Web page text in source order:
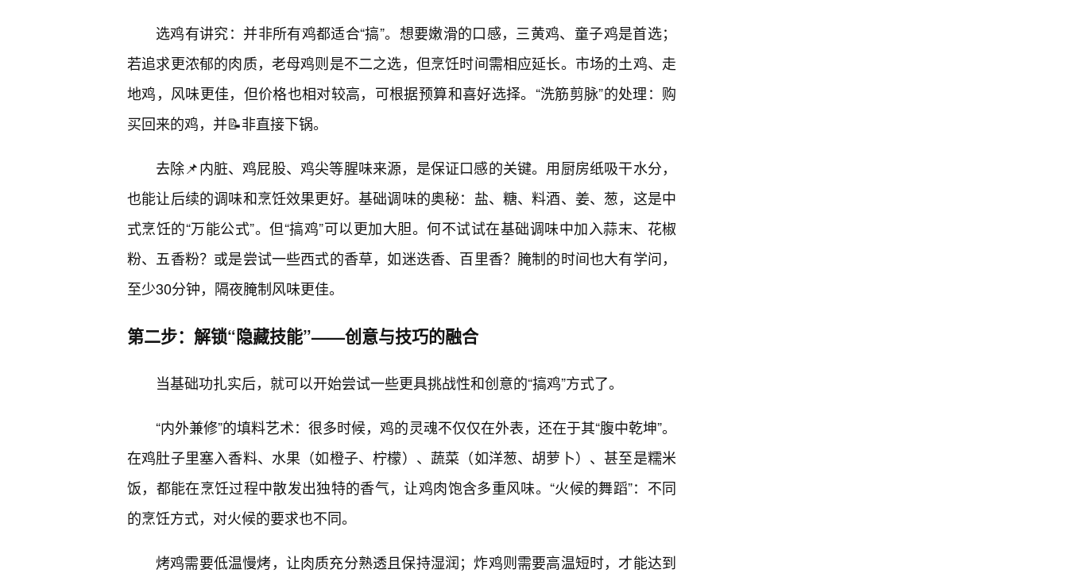
选鸡有讲究：并非所有鸡都适合“搞”。想要嫩滑的口感，三黄鸡、童子鸡是首选；
若追求更浓郁的肉质，老母鸡则是不二之选，但烹饪时间需相应延长。市场的土鸡、走
地鸡，风味更佳，但价格也相对较高，可根据预算和喜好选择。“洗筋剪脉”的处理：购
买回来的鸡，并📝非直接下锅。
去除📌内脏、鸡屁股、鸡尖等腥味来源，是保证口感的关键。用厨房纸吸干水分，
也能让后续的调味和烹饪效果更好。基础调味的奥秘：盐、糖、料酒、姜、葱，这是中
式烹饪的“万能公式”。但“搞鸡”可以更加大胆。何不试试在基础调味中加入蒜末、花椒
粉、五香粉？或是尝试一些西式的香草，如迷迭香、百里香？腌制的时间也大有学问，
至少30分钟，隔夜腌制风味更佳。
第二步：解锁“隐藏技能”——创意与技巧的融合
当基础功扎实后，就可以开始尝试一些更具挑战性和创意的“搞鸡”方式了。
“内外兼修”的填料艺术：很多时候，鸡的灵魂不仅仅在外表，还在于其“腹中乾坤”。
在鸡肚子里塞入香料、水果（如橙子、柠檬）、蔬菜（如洋葱、胡萝卜）、甚至是糯米
饭，都能在烹饪过程中散发出独特的香气，让鸡肉饱含多重风味。“火候的舞蹈”：不同
的烹饪方式，对火候的要求也不同。
烤鸡需要低温慢烤，让肉质充分熟透且保持湿润；炸鸡则需要高温短时，才能达到